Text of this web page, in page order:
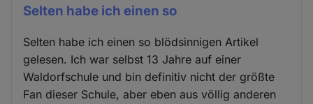
Selten habe ich einen so
Selten habe ich einen so blödsinnigen Artikel
gelesen. Ich war selbst 13 Jahre auf einer
Waldorfschule und bin definitiv nicht der größte
Fan dieser Schule, aber eben aus völlig anderen